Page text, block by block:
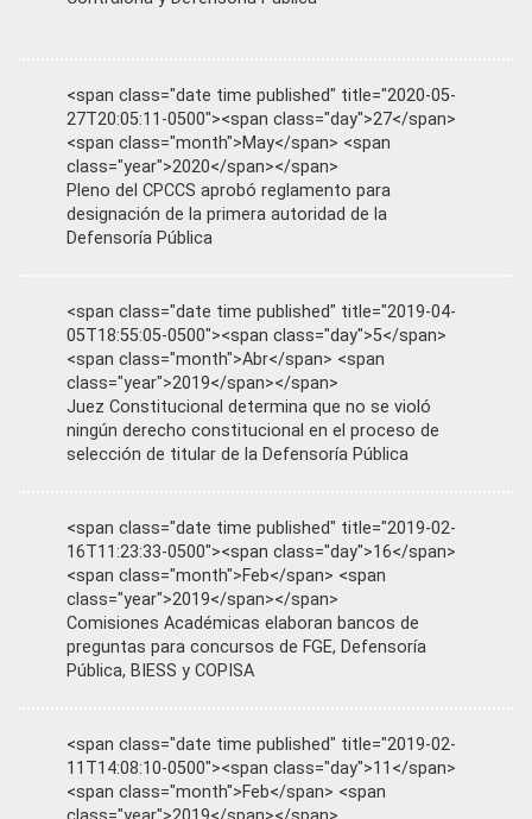
<span class="date time published" title="2020-05-
27T20:05:11-0500"><span class="day">27</span>
<span class="month">May</span> <span
class="year">2020</span></span>
Pleno del CPCCS aprobó reglamento para
designación de la primera autoridad de la
Defensoría Pública
<span class="date time published" title="2019-04-
05T18:55:05-0500"><span class="day">5</span>
<span class="month">Abr</span> <span
class="year">2019</span></span>
Juez Constitucional determina que no se violó
ningún derecho constitucional en el proceso de
selección de titular de la Defensoría Pública
<span class="date time published" title="2019-02-
16T11:23:33-0500"><span class="day">16</span>
<span class="month">Feb</span> <span
class="year">2019</span></span>
Comisiones Académicas elaboran bancos de
preguntas para concursos de FGE, Defensoría
Pública, BIESS y COPISA
<span class="date time published" title="2019-02-
11T14:08:10-0500"><span class="day">11</span>
<span class="month">Feb</span> <span